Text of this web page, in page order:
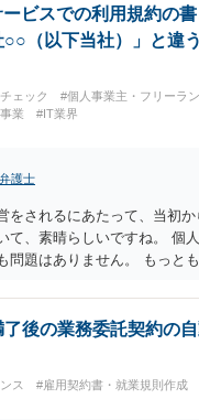
たときに対価を回収してい
尽、消尽といいます。）と解
り知らないところで、販売し
ク品）が作りだされてしまう
商標権者のブランドイメージ
者にクレームが来てしまいま
が流通すれば商標権（ロゴ
することになります。また、
ことになります。 修理だけ
ビスでの利用規約の
○○（以下当社）」と違
ェック
#個人事業主・フリーラ
業
#IT業界
弁護士
をされるにあたって、当初か
て、素晴らしいですね。 個
問題はありません。 もっと
サービス」の屋号で事業を
ウェブサービス」とか「
後の業務委託契約の
ス #雇用契約書・就業規則作成